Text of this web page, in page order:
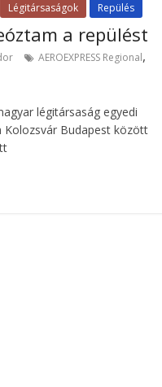
Légitársaságok Repülés
a repülést
AEROEXPRESS Regional,
légitársaság egyedi
Kolozsvár Budapest között